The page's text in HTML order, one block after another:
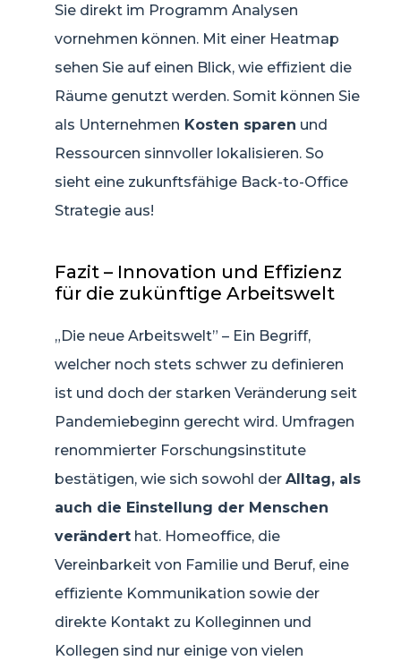
Sie direkt im Programm Analysen
vornehmen können. Mit einer Heatmap
sehen Sie auf einen Blick, wie effizient die
Räume genutzt werden. Somit können Sie
als Unternehmen Kosten sparen und
Ressourcen sinnvoller lokalisieren. So
sieht eine zukunftsfähige Back-to-Office
Strategie aus!
Fazit – Innovation und Effizienz
für die zukünftige Arbeitswelt
„Die neue Arbeitswelt” – Ein Begriff,
welcher noch stets schwer zu definieren
ist und doch der starken Veränderung seit
Pandemiebeginn gerecht wird. Umfragen
renommierter Forschungsinstitute
bestätigen, wie sich sowohl der Alltag, als
auch die Einstellung der Menschen
verändert hat. Homeoffice, die
Vereinbarkeit von Familie und Beruf, eine
effiziente Kommunikation sowie der
direkte Kontakt zu Kolleginnen und
Kollegen sind nur einige von vielen